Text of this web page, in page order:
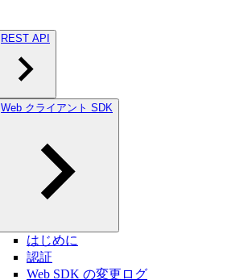
REST API
Web クライアント SDK
はじめに
認証
Web SDK の変更ログ